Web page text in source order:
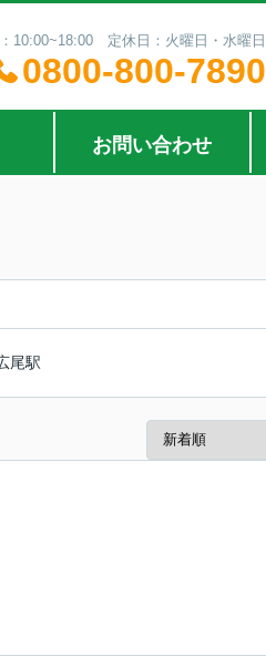
10:00~18:00 定休日：火曜日・水曜日
0800-800-7890
お問い合わせ
尾駅